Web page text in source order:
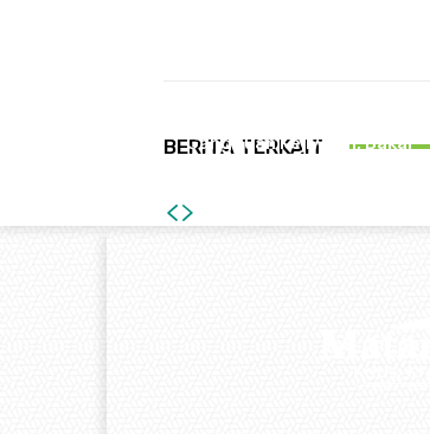
BERITA TERKAIT
Gangguan Kejiwaan, Bakal